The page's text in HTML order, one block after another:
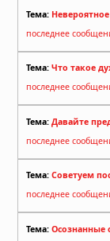
Тема:
последнее
Тема: Что такое
последнее
Тема: Давайте
последнее
Тема: Советуем
последнее
Тема: Осознанные